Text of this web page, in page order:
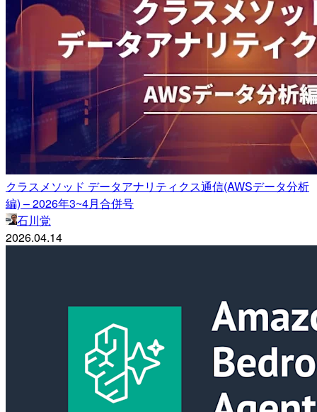
クラスメソッド データアナリティクス通信(AWSデータ分析
編) – 2026年3~4月合併号
石川覚
2026.04.14